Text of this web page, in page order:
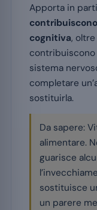
Apporta in
cognitiva,
contribuiscono
sistema
completare
sostituirla.
Da sapere:
alimentare.
guarisce
sostituisce
un parere